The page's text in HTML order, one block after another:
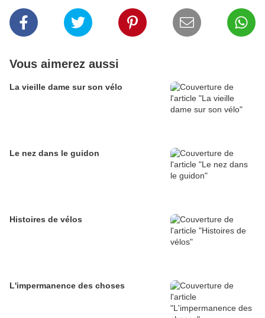
Vous aimerez aussi
La vieille dame sur son vélo
Le nez dans le guidon
Histoires de vélos
L'impermanence des choses